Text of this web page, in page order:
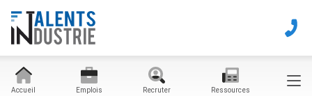
Accueil Emplois Recruter Ressources